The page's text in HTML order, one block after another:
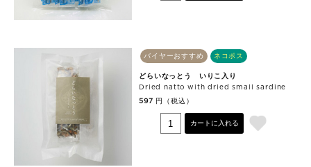
バイヤーおすすめ ネコポス
どらいなっとう いりこ入り
Dried natto with dried small sardine
597 円（税込）
カートに入れる